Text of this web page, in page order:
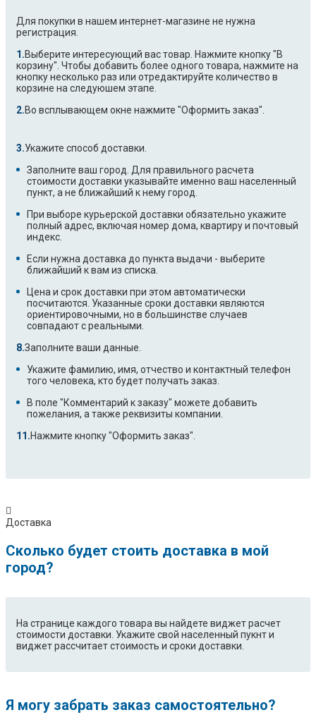
Для покупки в нашем интернет-магазине не нужна
регистрация.
Выберите интересующий вас товар. Нажмите кнопку "В
корзину". Чтобы добавить более одного товара, нажмите на
кнопку несколько раз или отредактируйте количество в
корзине на следуюшем этапе.
Во всплывающем окне нажмите "Оформить заказ".
Укажите способ доставки.
Заполните ваш город. Для правильного расчета
стоимости доставки указывайте именно ваш населенный
пункт, а не ближайший к нему город.
При выборе курьерской доставки обязательно укажите
полный адрес, включая номер дома, квартиру и почтовый
индекс.
Если нужна доставка до пункта выдачи - выберите
ближайший к вам из списка.
Цена и срок доставки при этом автоматически
посчитаются. Указанные сроки доставки являются
ориентировочными, но в большинстве случаев
совпадают с реальными.
Заполните ваши данные.
Укажите фамилию, имя, отчество и контактный телефон
того человека, кто будет получать заказ.
В поле "Комментарий к заказу" можете добавить
пожелания, а также реквизиты компании.
Нажмите кнопку "Оформить заказ".
Доставка
Сколько будет стоить доставка в мой
город?
На странице каждого товара вы найдете виджет расчет
стоимости доставки. Укажите свой населенный пукнт и
виджет рассчитает стоимость и сроки доставки.
Я могу забрать заказ самостоятельно?